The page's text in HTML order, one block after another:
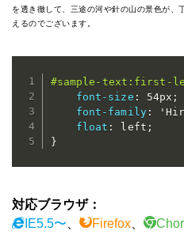
を透き徹して、三途の河や針の山の景色が、
えるのでございます。
#sample-text:first-
font-size : 54px ;
font-family:
float : left ;
}
対応ブラウザ：
IE5.5〜、 Firefox、